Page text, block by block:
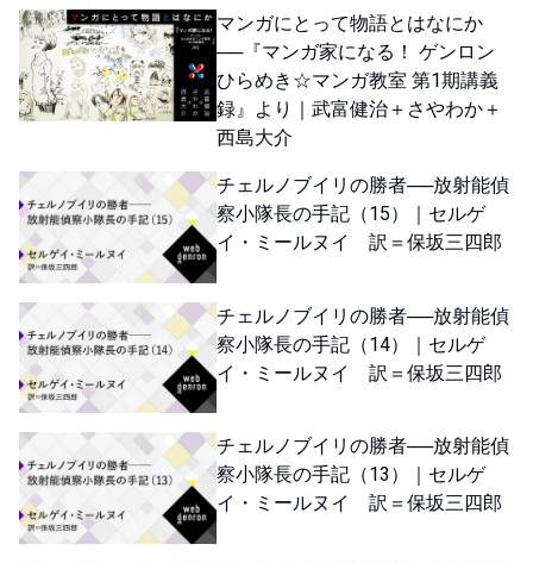
マンガにとって物語とはなにか
──『マンガ家になる！ ゲンロン
ひらめき☆マンガ教室 第1期講義
録』より｜武富健治＋さやわか＋
西島大介
チェルノブイリの勝者──放射能偵
察小隊長の手記（15）｜セルゲ
イ・ミールヌイ 訳＝保坂三四郎
チェルノブイリの勝者──放射能偵
察小隊長の手記（14）｜セルゲ
イ・ミールヌイ 訳＝保坂三四郎
チェルノブイリの勝者──放射能偵
察小隊長の手記（13）｜セルゲ
イ・ミールヌイ 訳＝保坂三四郎